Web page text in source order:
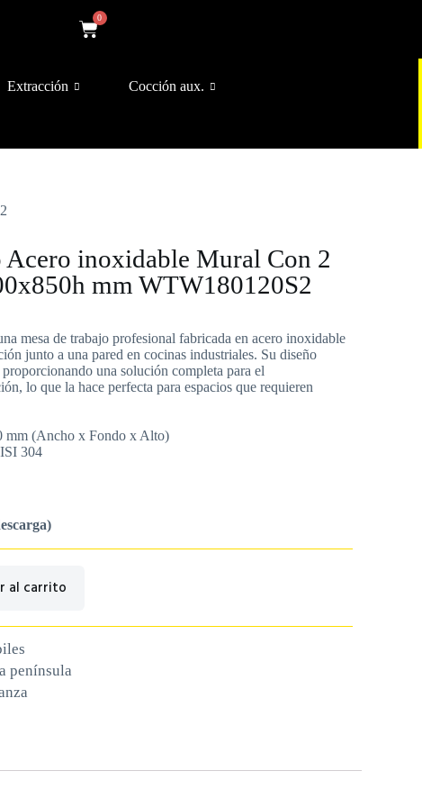
0
Extracción Cocción aux.
Acero inoxidable Mural Con 2
mm WTW180120S2
mesa de trabajo profesional fabricada en acero inoxidable
junto a una pared en cocinas industriales. Su diseño
una solución completa para el
lo que la hace perfecta para espacios que requieren
mm (Ancho x Fondo x Alto)
304
al carrito
península